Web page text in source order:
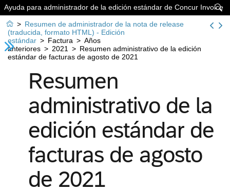

Ayuda para administrador de la edición estándar de Concur Invoice
 > Resumen de administrador de la nota de release
(traducida, formato HTML) - Edición
estándar > Factura > Años
anteriores > 2021 > Resumen administrativo de la edición
estándar de facturas de agosto de 2021
Resumen
administrativo de la
edición estándar de
facturas de agosto
de 2021